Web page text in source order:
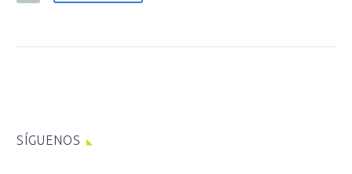
SÍGUENOS